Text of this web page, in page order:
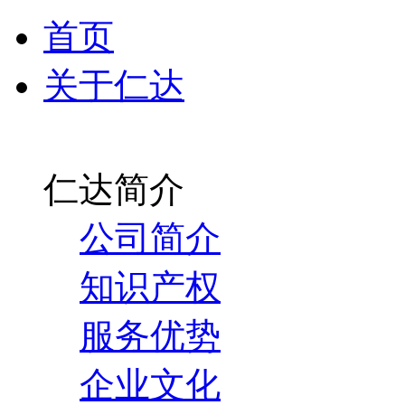
首页
关于仁达
仁达简介
公司简介
知识产权
服务优势
企业文化